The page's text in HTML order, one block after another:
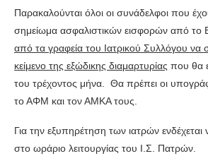
Παρακαλούνται όλοι οι συνάδελφοι που
σημείωμα ασφαλιστικών εισφορών από
από τα γραφεία του Ιατρικού Συλλόγου
κείμενο της εξώδικης διαμαρτυρίας που θα
του τρέχοντος μήνα. Θα πρέπει οι
το ΑΦΜ και τον ΑΜΚΑ τους.
Για την εξυπηρέτηση των ιατρών ενδέχεται
στο ωράριο λειτουργίας του Ι.Σ. Πατρών.